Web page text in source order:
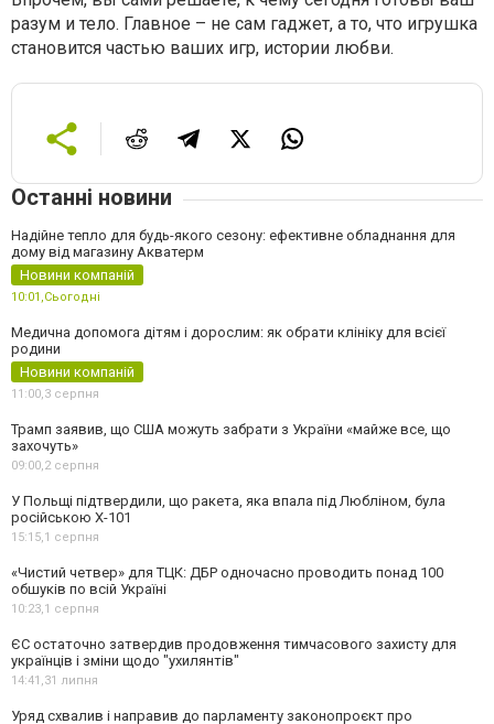
разум и тело. Главное – не сам гаджет, а то, что игрушка
становится частью ваших игр, истории любви.
Останні новини
Надійне тепло для будь-якого сезону: ефективне обладнання для
дому від магазину Акватерм
Новини компаній
10:01,Сьогодні
Медична допомога дітям і дорослим: як обрати клініку для всієї
родини
Новини компаній
11:00,3 серпня
Трамп заявив, що США можуть забрати з України «майже все, що
захочуть»
09:00,2 серпня
У Польщі підтвердили, що ракета, яка впала під Любліном, була
російською Х-101
15:15,1 серпня
«Чистий четвер» для ТЦК: ДБР одночасно проводить понад 100
обшуків по всій Україні
10:23,1 серпня
ЄС остаточно затвердив продовження тимчасового захисту для
українців і зміни щодо "ухилянтів"
14:41,31 липня
Уряд схвалив і направив до парламенту законопроєкт про